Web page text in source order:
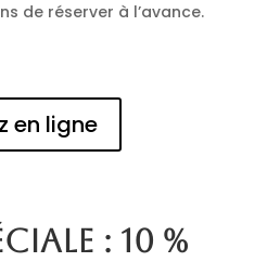
de réserver à l’avance.
en ligne
: 10 %